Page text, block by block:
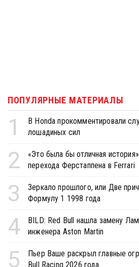
ПОПУЛЯРНЫЕ МАТЕРИАЛЫ
1
В Honda прокомментировали
лошадиных сил
2
«Это была бы отличная
перехода Ферстаппена в Ferrari
3
Зеркало прошлого, или Две
Формулу 1 1998 года
4
BILD: Red Bull нашла замену
инженера Aston Martin
5
Пьер Ваше раскрыл главные
Bull Racing 2026 года